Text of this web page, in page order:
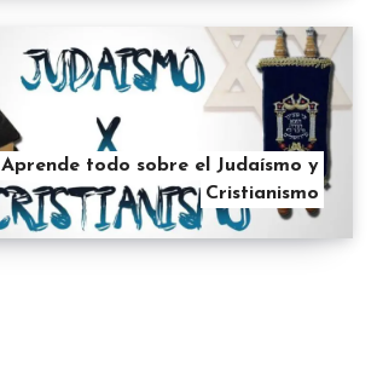
Aprende todo sobre el Judaísmo y
Cristianismo